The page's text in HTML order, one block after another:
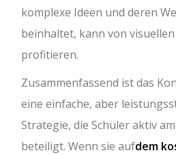
komplexe Ideen und deren
beinhaltet, kann von
profitieren.
Zusammenfassend ist das
eine einfache, aber
Strategie, die Schüler aktiv
beteiligt. Wenn sie aufdem